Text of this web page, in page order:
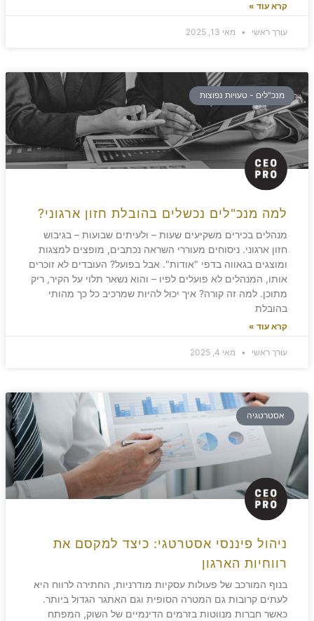
קרא עוד »
עורך ראשי מאי 13, 2025
מנכ"לים - טעויות נפוצות
למה מנכ"לים נכשלים בהובלת חזון ארגוני?
מנהלים בכירים משקיעים שעות – ולעיתים שבועות – בגיבוש
חזון ארגוני. ניסוחים מעוררי השראה נכתבים, מופצים למצגות
ומוצגים בגאווה בדפי "אודות". אבל בפועל? העובדים לא זוכרים
אותו, המנהלים לא פועלים לפיו – והוא נשאר תלוי על הקיר, ריק
מתוכן. למה זה קורה? איך יכול להיות שמרכיב כל כך מהותי
בהובלת
קרא עוד »
עורך ראשי מאי 4, 2025
אסטרטגיה
ניהול פיננסי אסטרטגי: כיצד למקסם את
רווחיות הארגון
בנוף המורכב של פעולות עסקיות מודרניות, החתירה לרווח היא
לעתים קרובות גם המטרה הסופית וגם האתגר הגדול ביותר.
כאשר חברות מנווטות בזרמים הדינמיים של השוק, המפתח